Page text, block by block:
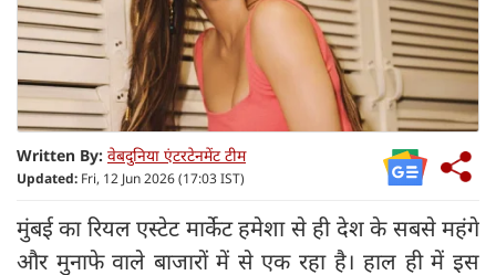
Written By: वेबदुनिया एंटरटेनमेंट टीम
Updated: Fri, 12 Jun 2026 (17:03 IST)
मुंबई का रियल एस्टेट मार्केट हमेशा से ही देश के सबसे महंगे
और मुनाफे वाले बाजारों में से एक रहा है। हाल ही में इस